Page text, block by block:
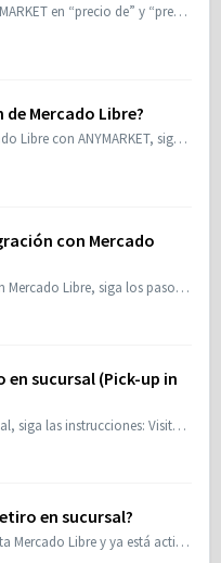
Los descuentos aplicados en ANYMARKET en “precio de” y “precio por” no se aplican para Mercado Libre, el precio que se refleja es solamente el “precio por”....
Mercado Libre?
Para actualizar su token de Mercado Libre con ANYMARKET, siga las instrucciones: Visite el menú Configuración > Integraciones > Mercado Libre; Visi...
con Mercado
Para configurar la integración con Mercado Libre, siga los pasos a continuación: 1. Acceda al menú Configuración > Integraciones > Mercado Libre; 2...
sucursal (Pick-up in
Para configurar el retiro en sucursal, siga las instrucciones: Visite el menú Registro > Retiro en Sucursal > Sucursales; Haga clic en Nuevo; ...
en sucursal?
Si la sucursal ya se transmitió hasta Mercado Libre y ya está activa, es posible crear reglas que pueden aplicarse a productos, marcas o categorías. Para cr...